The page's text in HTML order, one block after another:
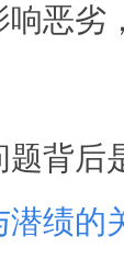
恶劣
背后
潜绩的